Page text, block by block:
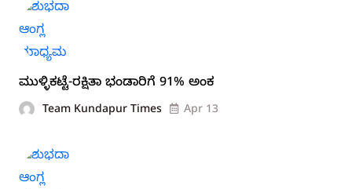
ಮುಳ್ಳಿಕಟ್ಟೆ-ರಕ್ಷಿತಾ ಭಂಡಾರಿಗೆ 91% ಅಂಕ
Team Kundapur Times Apr 13